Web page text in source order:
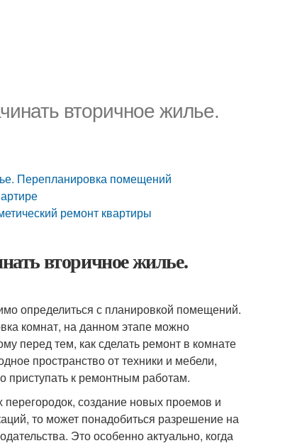
вторичное жилье.
Перепланировка помещений
ремонт квартиры
вторичное жилье.
определиться с планировкой помещений.
комнат, на данном этапе можно
перед тем, как сделать ремонт в комнате
пространство от техники и мебели,
приступать к ремонтным работам.
создание новых проемов и
то может понадобиться разрешение на
Это особенно актуально, когда